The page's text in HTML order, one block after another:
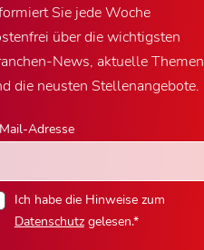
Sie jede Woche
über die wichtigsten
News, aktuelle Themen
die neusten Stellenangebote.
Adresse
Ich habe die Hinweise zum
Datenschutzgelesen.*